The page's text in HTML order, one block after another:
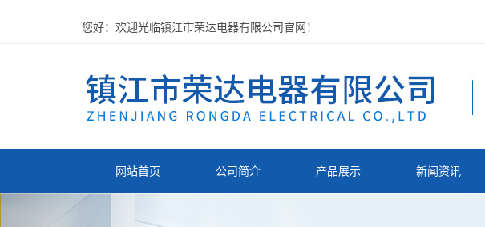
您好：欢迎光临镇江市荣达电器有限公司官网！
网站首页 公司简介 产品展示 新闻资讯